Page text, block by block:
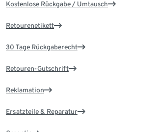
Kostenlose Rückgabe / Umtausch
Retourenetikett
30 Tage Rückgaberecht
Retouren-Gutschrift
Reklamation
Ersatzteile & Reparatur